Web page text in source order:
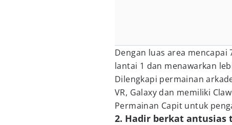
Dengan luas area
lantai 1 dan menawarkan
Dilengkapi permainan
VR, Galaxy dan memiliki
Permainan Capit untuk
2. Hadir berkat antusias